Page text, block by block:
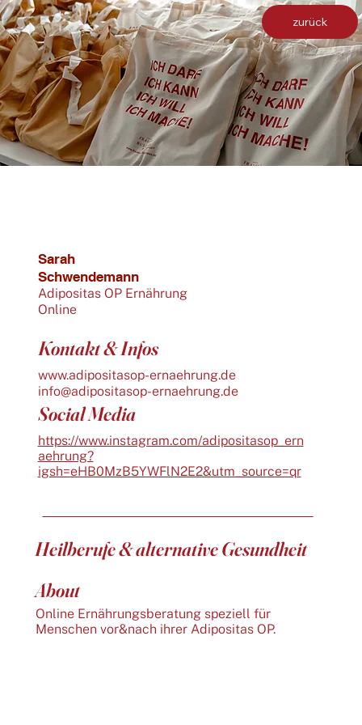
zurück
Sarah
Schwendemann
Adipositas OP Ernährung
Online
Kontakt & Infos
www.adipositasop-ernaehrung.de
info@adipositasop-ernaehrung.de
Social Media
https://www.instagram.com/adipositasop_ern
aehrung?
igsh=eHB0MzB5YWFlN2E2&utm_source=qr
Heilberufe & alternative Gesundheit
About
Online Ernährungsberatung speziell für
Menschen vor&nach ihrer Adipositas OP.